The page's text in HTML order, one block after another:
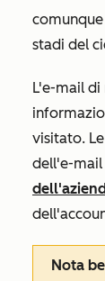
stadi del
L'e-mail
visitato.
dell'e-mail
Nota